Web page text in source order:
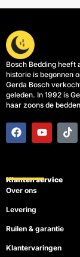
Bosch Bedding heeft
historie is begonnen
Gerda Bosch
geleden. In 1992 is
haar zoons de
F
a
c
o
o
Y
o
u
b
T
i
k
Klanten service
Over ons
Levering
Ruilen & garantie
Klantervaringen